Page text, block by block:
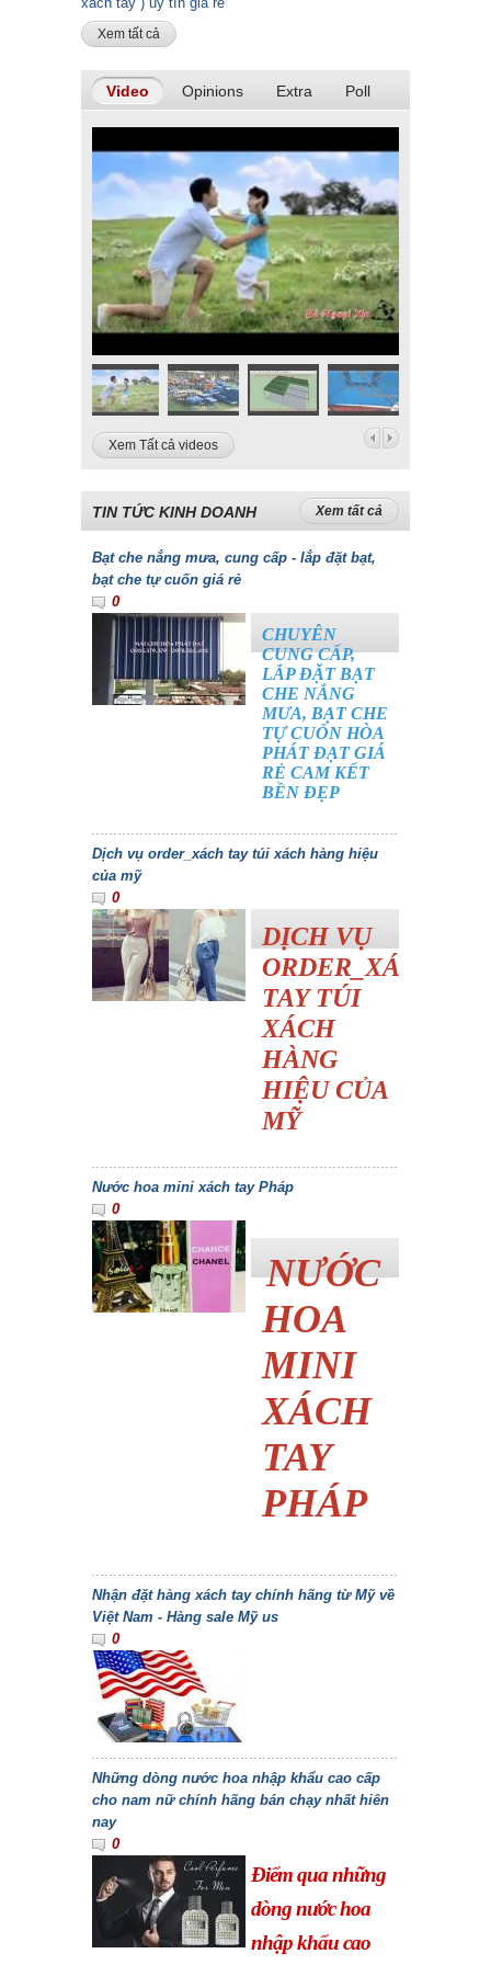
Xem tất cả
Video Opinions Extra Poll
Xem Tất cả videos
TIN TỨC KINH DOANH
Bạt che nắng mưa, cung cấp - lắp đặt bạt,
bạt che tự cuốn giá rẻ
0
CHUYÊN
CUNG CẤP,
LẮP ĐẶT BẠT
CHE NẮNG
MƯA, BẠT CHE
TỰ CUỐN HÒA
PHÁT ĐẠT GIÁ
RẺ CAM KẾT
BỀN ĐẸP
Dịch vụ order_xách tay túi xách hàng hiệu
của mỹ
0
DỊCH VỤ
ORDER_XÁCH
TAY TÚI
XÁCH
HÀNG
HIỆU CỦA
MỸ
Nước hoa mini xách tay Pháp
0
NƯỚC
HOA
MINI
XÁCH
TAY
PHÁP
Nhận đặt hàng xách tay chính hãng từ Mỹ về
Việt Nam - Hàng sale Mỹ us
0
Những dòng nước hoa nhập khẩu cao cấp
cho nam nữ chính hãng bán chạy nhất hiên
nay
0
Điểm qua những
dòng nước hoa
nhập khẩu cao
Xem tất cả